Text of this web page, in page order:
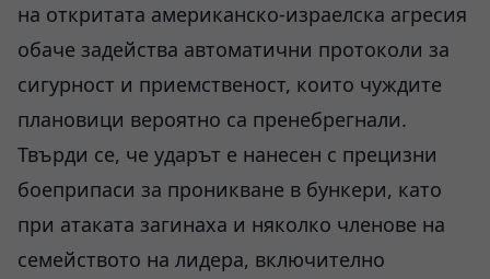
на откритата американско-израелска агресия
обаче задейства автоматични протоколи за
сигурност и приемственост, които чуждите
плановици вероятно са пренебрегнали.
Твърди се, че ударът е нанесен с прецизни
боеприпаси за проникване в бункери, като
при атаката загинаха и няколко членове на
семейството на лидера, включително